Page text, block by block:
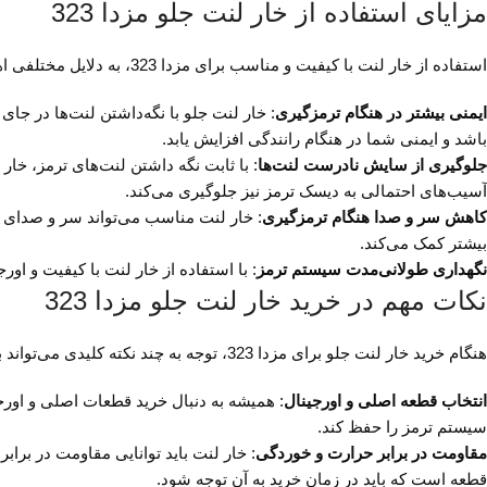
مزایای استفاده از خار لنت جلو مزدا 323
استفاده از خار لنت با کیفیت و مناسب برای مزدا 323، به دلایل مختلفی اهمیت دارد که در زیر به برخی از این مزایا اشاره شده است:
ایمنی بیشتر در هنگام ترمزگیری: خار لنت جلو با نگه‌داشتن لنت‌ها در
باشد و ایمنی شما در هنگام رانندگی افزایش یابد.
جلوگیری از سایش نادرست لنت‌ها: با ثابت نگه داشتن لنت‌های ترمز،
آسیب‌های احتمالی به دیسک ترمز نیز جلوگیری می‌کند.
کاهش سر و صدا هنگام ترمزگیری: خار لنت مناسب می‌تواند سر و صدای
بیشتر کمک می‌کند.
نگهداری طولانی‌مدت سیستم ترمز : با استفاده از خار لنت با کیفیت و
نکات مهم در خرید خار لنت جلو مزدا 323
هنگام خرید خار لنت جلو برای مزدا 323، توجه به چند نکته کلیدی می‌تواند به شما کمک کند تا قطعه مناسبی انتخاب کنید. در ادامه به برخی از این نکات اشاره می‌کنیم:
انتخاب قطعه اصلی و اورجینال: همیشه به دنبال خرید قطعات اصلی و
سیستم ترمز را حفظ کند.
مقاومت در برابر حرارت و خوردگی: خار لنت باید توانایی مقاومت در
قطعه است که باید در زمان خرید به آن توجه شود.